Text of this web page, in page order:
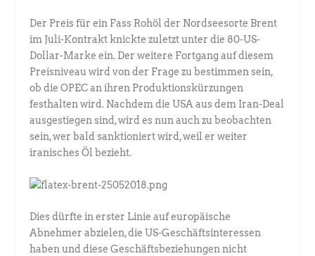
Der Preis für ein Fass Rohöl der Nordseesorte Brent
im Juli-Kontrakt knickte zuletzt unter die 80-US-
Dollar-Marke ein. Der weitere Fortgang auf diesem
Preisniveau wird von der Frage zu bestimmen sein,
ob die OPEC an ihren Produktionskürzungen
festhalten wird. Nachdem die USA aus dem Iran-Deal
ausgestiegen sind, wird es nun auch zu beobachten
sein, wer bald sanktioniert wird, weil er weiter
iranisches Öl bezieht.
Dies dürfte in erster Linie auf europäische
Abnehmer abzielen, die US-Geschäftsinteressen
haben und diese Geschäftsbeziehungen nicht